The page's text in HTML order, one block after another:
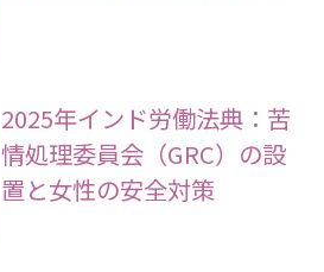
2025年インド労働法典：苦
情処理委員会（GRC）の設
置と女性の安全対策